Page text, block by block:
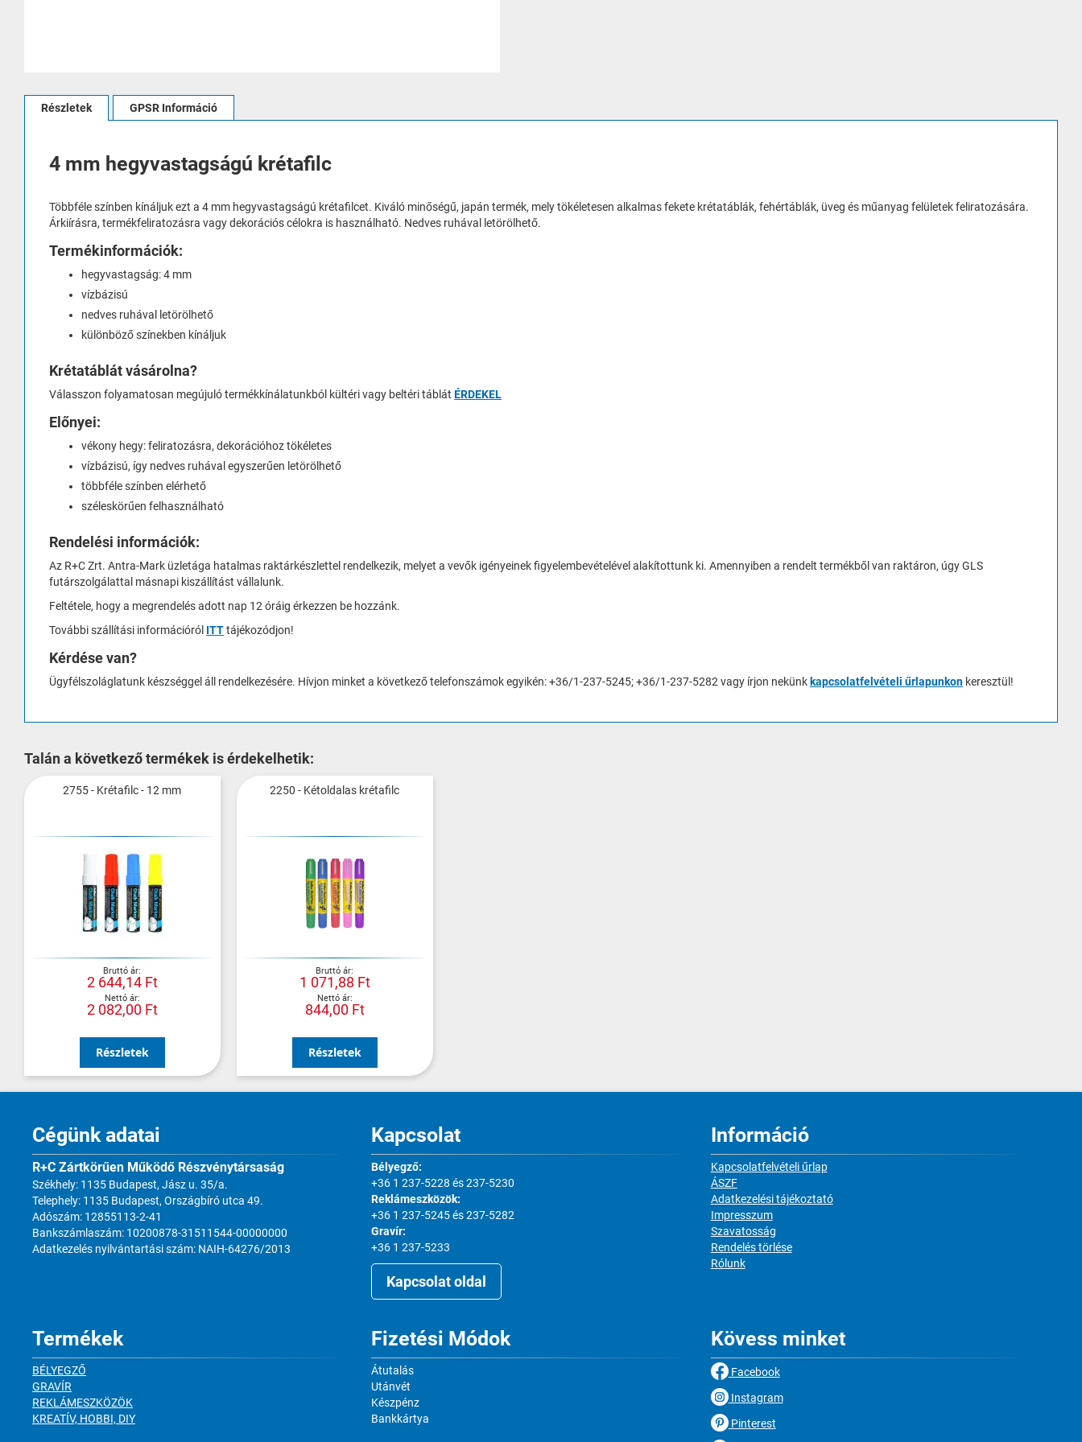
a
képgaléria
Részletek
4 mm hegyvastagságú krétafilc
Többféle színben kínáljuk ezt a 4 mm hegyvastagságú krétafilcet. Kiváló minőségű, japán termék, mely tökéletesen alkalmas fekete krétatáblák, fehértáblák, üveg és műanyag felületek feliratozására.
Árkiírásra, termékfeliratozásra vagy dekorációs célokra is használható. Nedves ruhával letörölhető.
Termékinformációk:
hegyvastagság: 4 mm
vízbázisú
nedves ruhával letörölhető
különböző színekben kínáljuk
Krétatáblát vásárolna?
Válasszon folyamatosan megújuló termékkínálatunkból kültéri vagy beltéri táblát ÉRDEKEL
Előnyei:
vékony hegy: feliratozásra, dekorációhoz tökéletes
vízbázisú, így nedves ruhával egyszerűen letörölhető
többféle színben elérhető
széleskörűen felhasználható
Rendelési információk:
Az R+C Zrt. Antra-Mark üzletága hatalmas raktárkészlettel rendelkezik, melyet a vevők igényeinek figyelembevételével alakítottunk ki. Amennyiben a rendelt termékből van raktáron, úgy GLS
futárszolgálattal másnapi kiszállítást vállalunk.
Feltétele, hogy a megrendelés adott nap 12 óráig érkezzen be hozzánk.
További szállítási információról ITTtájékozódjon!
Kérdése van?
Ügyfélszoláglatunk készséggel áll rendelkezésére. Hívjon minket a következő telefonszámok egyikén: +36/1-237-5245; +36/1-237-5282 vagy írjon nekünk kapcsolatfelvételi űrlapunkon keresztül!
GPSR Információ
Talán a következő termékek is érdekelhetik:
2755 - Krétafilc - 12 mm
2 644,14 Ft
2 082,00 Ft
Részletek
2250 - Kétoldalas krétafilc
1 071,88 Ft
844,00 Ft
Részletek
Cégünk adatai
R+C Zártkörűen Működő Részvénytársaság
Székhely: 1135 Budapest, Jász u. 35/a.
Telephely: 1135 Budapest, Országbíró utca 49.
Adószám: 12855113-2-41
Bankszámlaszám: 10200878-31511544-00000000
Adatkezelés nyilvántartási szám: NAIH-64276/2013
Kapcsolat
Bélyegző:
+36 1 237-5228 és 237-5230
Reklámeszközök:
+36 1 237-5245 és 237-5282
Gravír:
+36 1 237-5233
Kapcsolat oldal
Információ
Kapcsolatfelvételi űrlap
ÁSZF
Adatkezelési tájékoztató
Impresszum
Szavatosság
Rendelés törlése
Rólunk
Termékek
BÉLYEGZŐ
GRAVÍR
REKLÁMESZKÖZÖK
KREATÍV, HOBBI, DIY
Fizetési Módok
Átutalás
Utánvét
Készpénz
Bankkártya
Kövess minket
Facebook
Instagram
Pinterest